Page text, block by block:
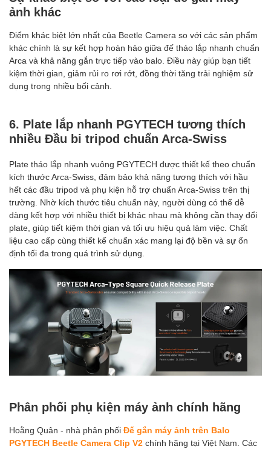
ảnh khác
Điểm khác biệt lớn nhất của Beetle Camera so với các sản phẩm
khác chính là sự kết hợp hoàn hảo giữa đế tháo lắp nhanh chuẩn
Arca và khả năng gắn trực tiếp vào balo. Điều này giúp bạn tiết
kiệm thời gian, giảm rủi ro rơi rớt, đồng thời tăng trải nghiệm sử
dụng trong nhiều bối cảnh.
6. Plate lắp nhanh PGYTECH tương thích
nhiều Đầu bi tripod chuẩn Arca-Swiss
Plate tháo lắp nhanh vuông PGYTECH được thiết kế theo chuẩn
kích thước Arca-Swiss, đảm bảo khả năng tương thích với hầu
hết các đầu tripod và phụ kiện hỗ trợ chuẩn Arca-Swiss trên thị
trường. Nhờ kích thước tiêu chuẩn này, người dùng có thể dễ
dàng kết hợp với nhiều thiết bị khác nhau mà không cần thay đổi
plate, giúp tiết kiệm thời gian và tối ưu hiệu quả làm việc. Chất
liệu cao cấp cùng thiết kế chuẩn xác mang lại độ bền và sự ổn
định tối đa trong quá trình sử dụng.
Phân phối phụ kiện máy ảnh chính hãng
Hoằng Quân - nhà phân phối Đế gắn máy ảnh trên Balo
PGYTECH Beetle Camera Clip V2 chính hãng tại Việt Nam. Các